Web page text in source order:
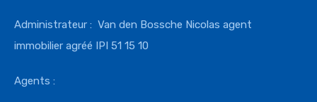
Administrateur : Van den Bossche Nicolas agent
immobilier agréé IPI 51 15 10
Agents :